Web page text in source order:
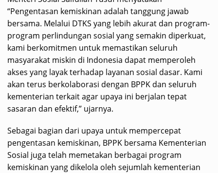
“Pengentasan kemiskinan adalah tanggung jawab
bersama. Melalui DTKS yang lebih akurat dan program-
program perlindungan sosial yang semakin diperkuat,
kami berkomitmen untuk memastikan seluruh
masyarakat miskin di Indonesia dapat memperoleh
akses yang layak terhadap layanan sosial dasar. Kami
akan terus berkolaborasi dengan BPPK dan seluruh
kementerian terkait agar upaya ini berjalan tepat
sasaran dan efektif,” ujarnya.
Sebagai bagian dari upaya untuk mempercepat
pengentasan kemiskinan, BPPK bersama Kementerian
Sosial juga telah memetakan berbagai program
kemiskinan yang dikelola oleh sejumlah kementerian